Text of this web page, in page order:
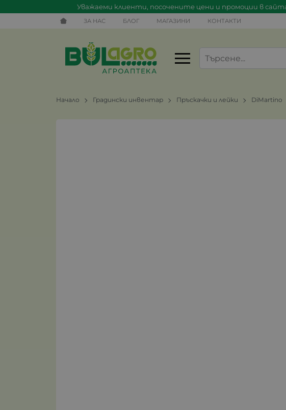
Уважаеми клиенти, посочените цени и промоции в
ЗА НАС БЛОГ МАГАЗИНИ КОНТАКТИ
Начало Градински инвентар Пръскачки и лейки DiMartino